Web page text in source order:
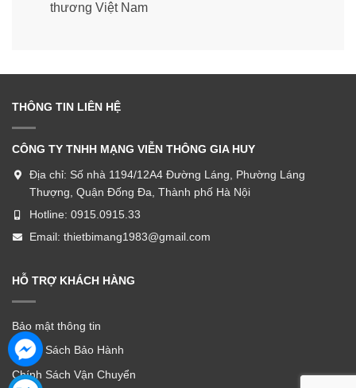
thương Việt Nam
THÔNG TIN LIÊN HỆ
CÔNG TY TNHH MẠNG VIỄN THÔNG GIA HUY
Địa chỉ: Số nhà 1194/12A4 Đường Láng, Phường Láng
Thượng, Quận Đống Đa, Thành phố Hà Nội
Hotline: 0915.0915.33
Email: thietbimang1983@gmail.com
HỖ TRỢ KHÁCH HÀNG
Bảo mật thông tin
Chính Sách Bảo Hành
Chính Sách Vận Chuyển